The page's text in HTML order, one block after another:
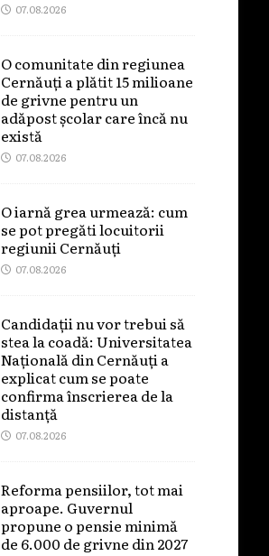
07.08.2026
O comunitate din regiunea
Cernăuți a plătit 15 milioane
de grivne pentru un
adăpost școlar care încă nu
există
07.08.2026
O iarnă grea urmează: cum
se pot pregăti locuitorii
regiunii Cernăuți
07.08.2026
Candidații nu vor trebui să
stea la coadă: Universitatea
Națională din Cernăuți a
explicat cum se poate
confirma înscrierea de la
distanță
07.08.2026
Reforma pensiilor, tot mai
aproape. Guvernul
propune o pensie minimă
de 6.000 de grivne din 2027